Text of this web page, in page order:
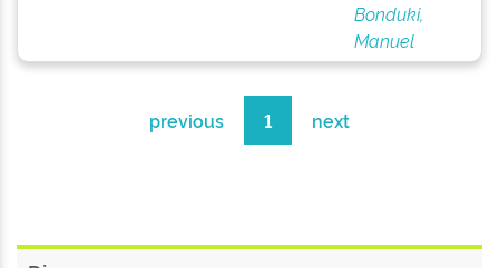
Bonduki,
Manuel
previous 1 next